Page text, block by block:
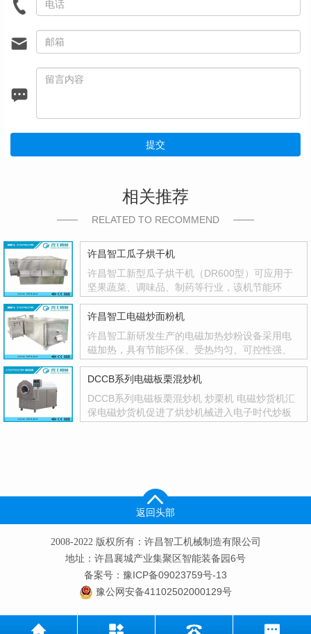
提交
相关推荐
RELATED TO RECOMMEND
许昌智工瓜子烘干机
许昌智工新型瓜子烘干机（DR600型）可应用于
坚果蔬菜、调味品、制药等行业，该机节能环
功能，不···
许昌智工电磁炒面粉机
许昌智工新研发生产的电磁加热炒粉设备采用电
磁加热，具有节能环保、受热均匀、可控性强、
数设···
DCCB系列电磁板栗混炒机
DCCB系列电磁板栗混炒机 炒栗机 电磁炒货机汇
保电磁炒货机促进了烘炒机械进入电子时代炒板
返回头部
2008-2022 版权所有：许昌智工机械制造有限公司
地址：许昌襄城产业集聚区智能装备园6号
备案号：豫ICP备09023759号-13
豫公网安备41102502000129号